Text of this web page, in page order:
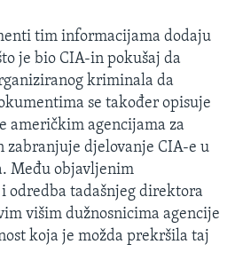
tim informacijama dodaju
je bio CIA-in pokušaj da
kriminala da
se također opisuje
američkim agencijama za
zabranjuje djelovanje CIA-e u
Među objavljenim
odredba tadašnjeg direktora
višim dužnosnicima agencije
koja je možda prekršila taj